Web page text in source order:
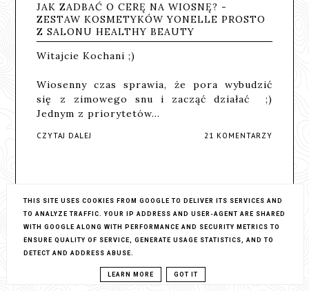
JAK ZADBAĆ O CERĘ NA WIOSNĘ? -
ZESTAW KOSMETYKÓW YONELLE PROSTO
Z SALONU HEALTHY BEAUTY
Witajcie Kochani ;)
Wiosenny czas sprawia, że pora wybudzić
się z zimowego snu i zacząć działać ;)
Jednym z priorytetów…
CZYTAJ DALEJ 21 KOMENTARZY
ARCHIWUM
THIS SITE USES COOKIES FROM GOOGLE TO DELIVER ITS SERVICES AND
TO ANALYZE TRAFFIC. YOUR IP ADDRESS AND USER-AGENT ARE SHARED
WITH GOOGLE ALONG WITH PERFORMANCE AND SECURITY METRICS TO
ENSURE QUALITY OF SERVICE, GENERATE USAGE STATISTICS, AND TO
DETECT AND ADDRESS ABUSE.
LEARN MORE GOT IT